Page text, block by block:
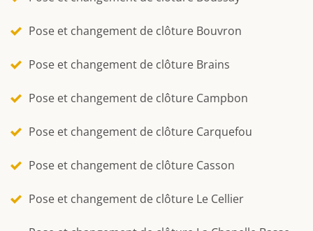
Pose et changement de clôture Bouvron
Pose et changement de clôture Brains
Pose et changement de clôture Campbon
Pose et changement de clôture Carquefou
Pose et changement de clôture Casson
Pose et changement de clôture Le Cellier